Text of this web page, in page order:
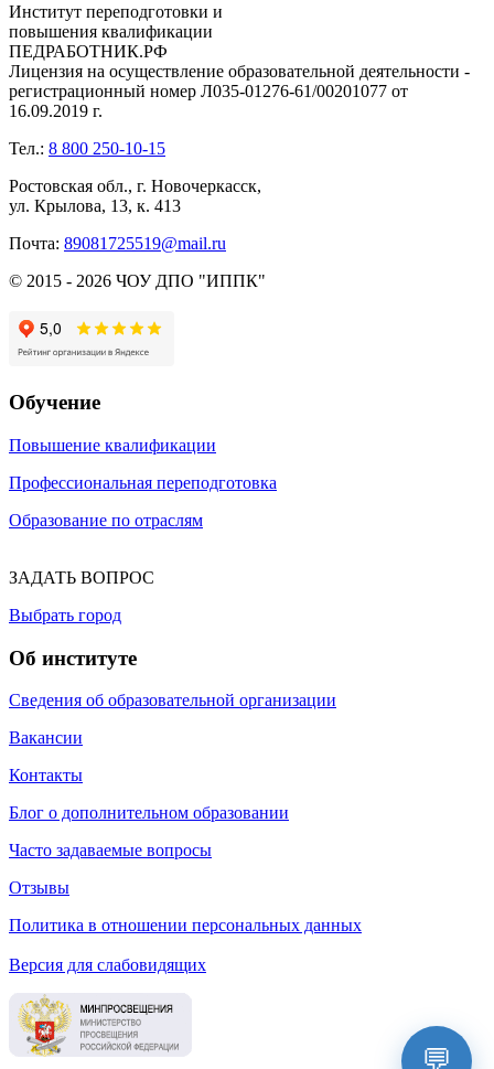
Институт переподготовки и
повышения квалификации
ПЕДРАБОТНИК.РФ
Лицензия на осуществление образовательной деятельности -
регистрационный номер Л035-01276-61/00201077 от
16.09.2019 г.
Тел.: 8 800 250-10-15
Ростовская обл., г. Новочеркасск,
ул. Крылова, 13, к. 413
Почта: 89081725519@mail.ru
© 2015 - 2026 ЧОУ ДПО "ИППК"
Обучение
Повышение квалификации
Профессиональная переподготовка
Образование по отраслям
ЗАДАТЬ ВОПРОС
Выбрать город
Об институте
Сведения об образовательной организации
Вакансии
Контакты
Блог о дополнительном образовании
Часто задаваемые вопросы
Отзывы
Политика в отношении персональных данных
Версия для слабовидящих
💬